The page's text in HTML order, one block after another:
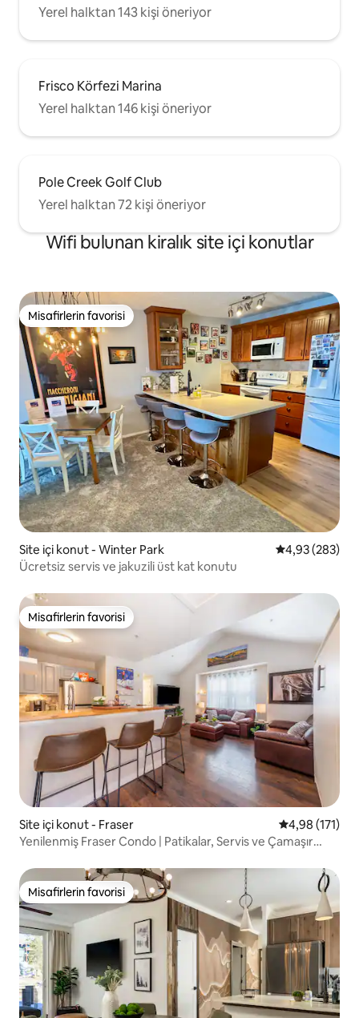
Yerel halktan 143 kişi öneriyor
Frisco Körfezi Marina
Yerel halktan 146 kişi öneriyor
Pole Creek Golf Club
Yerel halktan 72 kişi öneriyor
Wifi bulunan kiralık site içi konutlar
Misafirlerin favorisi
Misafirlerin favorisi
Site içi konut - Winter Park 5 üzerinden
4,93 (283)
Ücretsiz servis ve jakuzili üst kat konutu
Misafirlerin favorisi
Misafirlerin favorisi
Site içi konut - Fraser 5 üzerinden
4,98 (171)
Yenilenmiş Fraser Condo | Patikalar, Servis ve Çamaşır
Misafirlerin favorisi
Misafirlerin favorisi